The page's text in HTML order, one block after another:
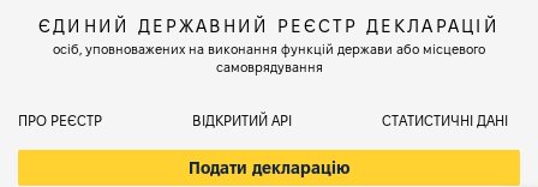
ЄДИНИЙ ДЕРЖАВНИЙ РЕЄСТР ДЕКЛАРАЦІЙ
осіб, уповноважених на виконання функцій держави або місцевого
самоврядування
ПРО РЕЄСТР ВІДКРИТИЙ АРІ СТАТИСТИЧНІ ДАНІ
Подати декларацію